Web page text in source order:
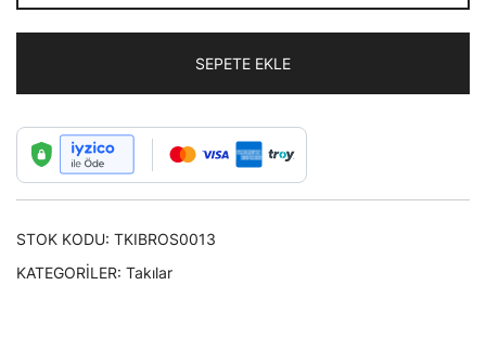
Şeklinde
Broşu
adet
SEPETE EKLE
STOK KODU: TKIBROS0013
KATEGORILER: Takılar